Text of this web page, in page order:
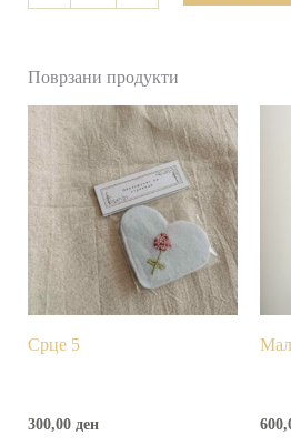
Поврзани продукти
Срце 5
300,00 ден